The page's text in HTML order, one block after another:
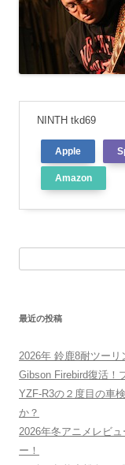
NINTH tkd69
Apple
Amazon
最近の投稿
2026年 鈴鹿8耐ツーリ
Gibson Firebird復活！
YZF-R3の２度目の車
か？
2026年冬アニメレビ
ー！